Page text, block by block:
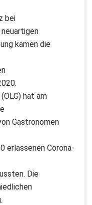
bei
kamen die
hat am
Gastronomen
erlassenen Corona-
Die